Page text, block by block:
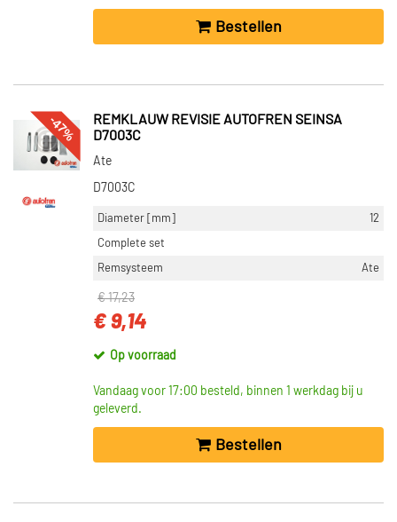
Bestellen
-47%
REMKLAUW REVISIE AUTOFREN SEINSA
D7003C
Ate
D7003C
Diameter [mm]
12
Complete set
Remsysteem
Ate
€ 17,23
€ 9,14
Op voorraad
Vandaag voor 17:00 besteld, binnen 1 werkdag bij u
geleverd.
Bestellen